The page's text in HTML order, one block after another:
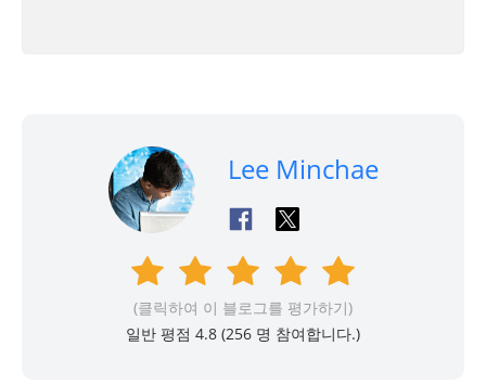
Lee Minchae
(클릭하여 이 블로그를 평가하기)
일반 평점 4.8 (256 명 참여합니다.)